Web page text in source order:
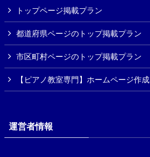
トップページ掲載プラン
都道府県ページのトップ掲載プラン
市区町村ページのトップ掲載プラン
【ピアノ教室専門】ホームページ作成
運営者情報